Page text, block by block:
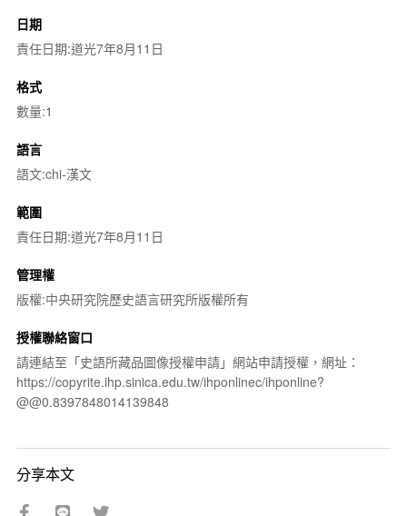
日期
責任日期:道光7年8月11日
格式
數量:1
語言
語文:chi-漢文
範圍
責任日期:道光7年8月11日
管理權
版權:中央研究院歷史語言研究所版權所有
授權聯絡窗口
請連結至「史語所藏品圖像授權申請」網站申請授權，網址：
https://copyrite.ihp.sinica.edu.tw/ihponlinec/ihponline?
@@0.8397848014139848
分享本文